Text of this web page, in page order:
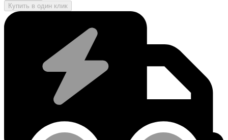
Купить в один клик